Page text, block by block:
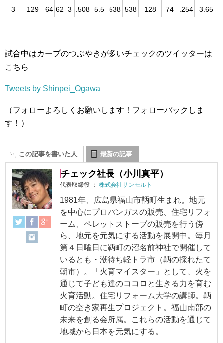
3 129 64 62 3 .508 5.5 538 538 128 74 .254 3.65
試合中はカープのつぶやきが多いチェックのツイッターは
こちら
Tweets by Shinpei_Ogawa
（フォローよろしくお願いします！フォローバックしま
す！）
この記事を書いた人 最新の記事
チェック社長（小川真平）
代表取締役 ： 株式会社サンモルト
1981年、広島県福山市鞆町生まれ。地元
を中心にプロパンガスの販売、住宅リフォ
ーム、ペレットストーブの販売を行う傍
ら、地元を元気にする活動を展開中。毎月
第４日曜日に鞆町の沼名前神社で開催して
いるとも・潮待ち軽トラ市（鞆の採れたて
朝市）。「火育マイスター」として、火を
通じて子ども達のココロと生きる力を育む
火育活動。住宅リフォーム大学の講師。鞆
町の空き家再生プロジェクト。福山南部の
未来を創る会所属。これらの活動を通じて
地域から日本を元気にする。